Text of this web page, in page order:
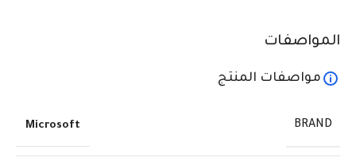
المواصفات
مواصفات المنتج
BRAND
Microsoft